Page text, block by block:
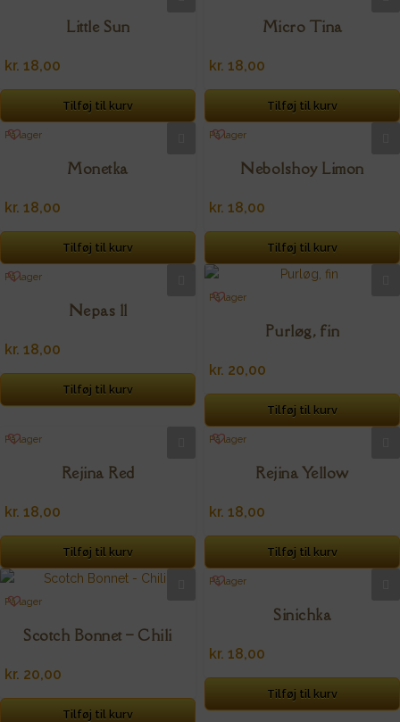
Little Sun
kr. 18,00
Tilføj til kurv
Micro Tina
kr. 18,00
Tilføj til kurv
På lager
Monetka
kr. 18,00
Tilføj til kurv
På lager
Nebolshoy Limon
kr. 18,00
Tilføj til kurv
På lager
Nepas 11
kr. 18,00
Tilføj til kurv
På lager
Purløg, fin
kr. 20,00
Tilføj til kurv
På lager
Rejina Red
kr. 18,00
Tilføj til kurv
På lager
Rejina Yellow
kr. 18,00
Tilføj til kurv
På lager
Scotch Bonnet – Chili
kr. 20,00
Tilføj til kurv
På lager
Sinichka
kr. 18,00
Tilføj til kurv